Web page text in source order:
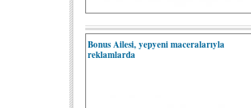
Bonus Ailesi, yepyeni maceralarıyla
reklamlarda